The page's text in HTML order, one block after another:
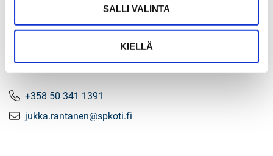
SALLI VALINTA
KIELLÄ
Toimitusjohtaja, eMBA, LKV, kiinteistöneuvos
+358 50 341 1391
jukka.rantanen@spkoti.fi